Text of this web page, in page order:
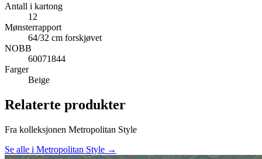
Antall i kartong
12
Mønsterrapport
64/32 cm forskjøvet
NOBB
60071844
Farger
Beige
Relaterte produkter
Fra kolleksjonen Metropolitan Style
Se alle i Metropolitan Style →